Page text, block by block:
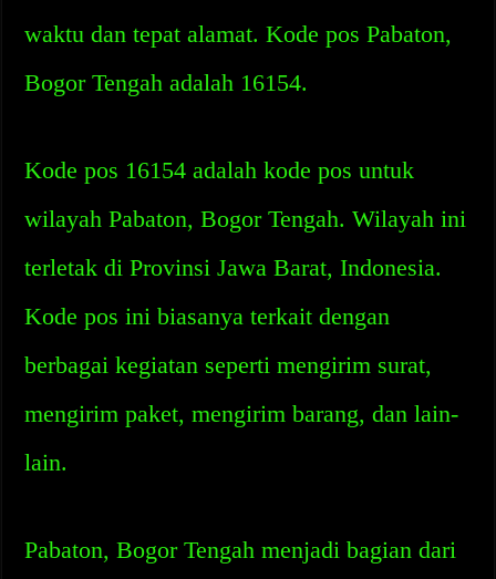
waktu dan tepat alamat. Kode pos Pabaton,
Bogor Tengah adalah 16154.
Kode pos 16154 adalah kode pos untuk
wilayah Pabaton, Bogor Tengah. Wilayah ini
terletak di Provinsi Jawa Barat, Indonesia.
Kode pos ini biasanya terkait dengan
berbagai kegiatan seperti mengirim surat,
mengirim paket, mengirim barang, dan lain-
lain.
Pabaton, Bogor Tengah menjadi bagian dari